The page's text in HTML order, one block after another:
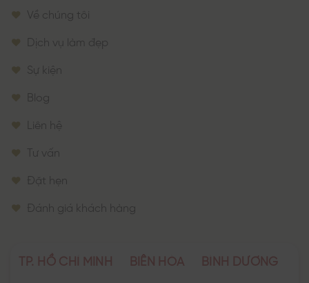
Về chúng tôi
Dịch vụ làm đẹp
Sự kiện
Blog
Liên hệ
Tư vấn
Đặt hẹn
Đánh giá khách hàng
TP. HỒ CHÍ MINH BIÊN HÒA BÌNH DƯƠNG